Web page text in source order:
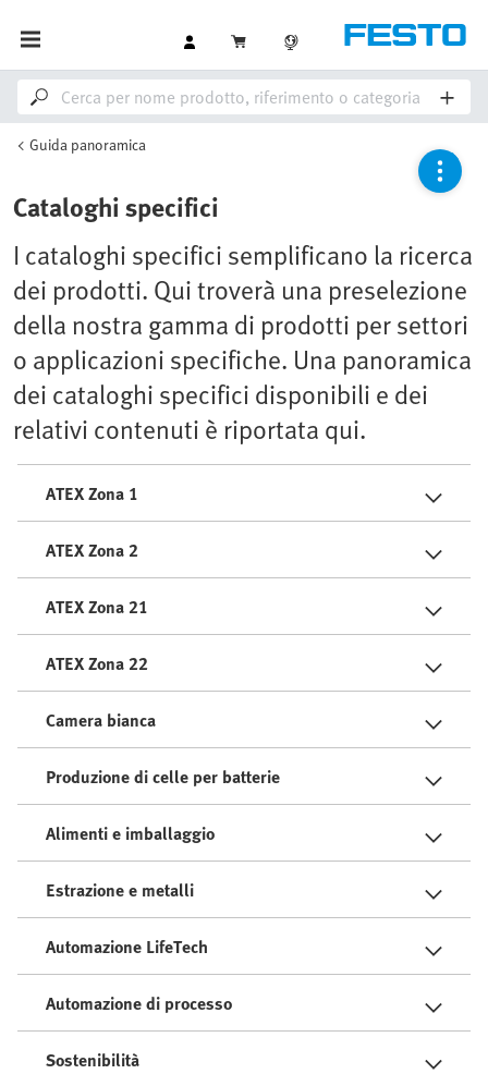
Guida panoramica
Cataloghi specifici
I cataloghi specifici semplificano la ricerca
dei prodotti. Qui troverà una preselezione
della nostra gamma di prodotti per settori
o applicazioni specifiche. Una panoramica
dei cataloghi specifici disponibili e dei
relativi contenuti è riportata qui.
ATEX Zona 1
ATEX Zona 2
ATEX Zona 21
ATEX Zona 22
Camera bianca
Produzione di celle per batterie
Alimenti e imballaggio
Estrazione e metalli
Automazione LifeTech
Automazione di processo
Sostenibilità